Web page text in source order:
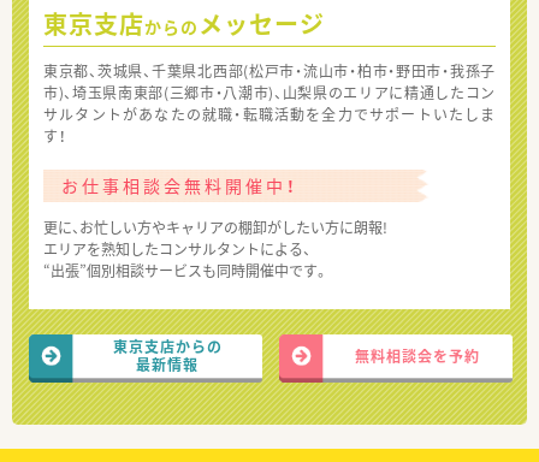
東京支店からの メッセージ
東京都、茨城県、千葉県北西部(松戸市・流山市・柏市・野田市・我孫子
市)、埼玉県南東部(三郷市・八潮市)、山梨県のエリアに精通したコン
サルタントがあなたの就職・転職活動を全力でサポートいたしま
す！
お仕事相談会無料開催中！
更に、お忙しい方やキャリアの棚卸がしたい方に朗報!
エリアを熟知したコンサルタントによる、
“出張”個別相談サービスも同時開催中です。
東京支店からの
最新情報
無料相談会を予約